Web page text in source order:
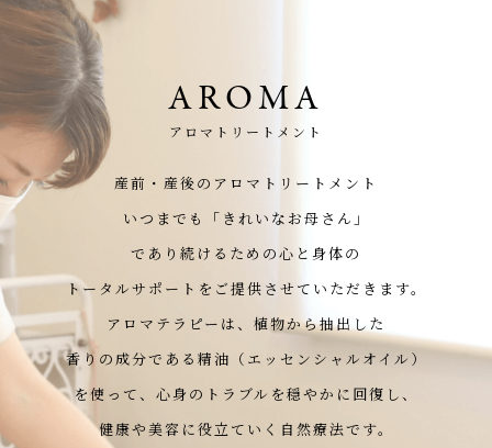
AROMA
アロマトリートメント
産前・産後のアロマトリートメント
いつまでも「きれいなお母さん」
であり続けるための心と身体の
トータルサポートをご提供させていただきます。
アロマテラピーは、植物から抽出した
香りの成分である精油（エッセンシャルオイル）
を使って、心身のトラブルを穏やかに回復し、
健康や美容に役立ていく自然療法です。